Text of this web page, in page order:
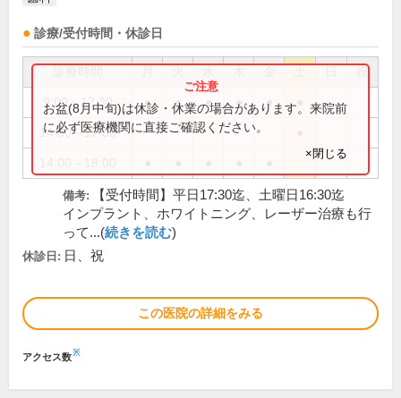
診療/受付時間・休診日
祝
9:00～12:30 ● ● ● ● ●
14:00～17:00
お盆(8月中旬)は休診・休業の場合があります。来院前
に必ず医療機関に直接ご確認ください。
×閉じる
備考:
【受付時間】平日17:30迄、土曜日16:30迄
インプラント、ホワイトニング、レーザー治療も行
って...(続きを読む)
休診日: 日、祝
この医院の詳細をみる
アクセス数※